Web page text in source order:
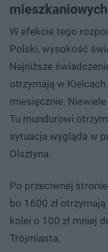
W efekcie tego
Polski, wysokość
Najniższe
otrzymają w
miesięcznie.
Tu mundurowi
sytuacja wygląda w
Olsztyna.
Po przeciwnej
bo 1600 zł
kolei o 100 zł mniej
Trójmiasta.